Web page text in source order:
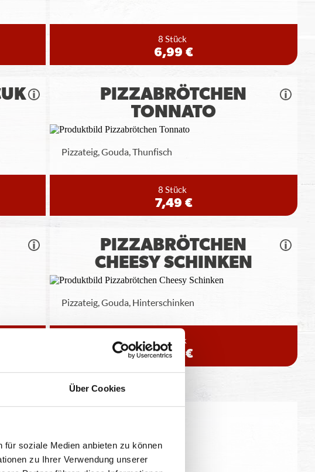
Über Cookies
soziale Medien anbieten zu können
zu Ihrer Verwendung unserer
8 Stück
6,99 €
PIZZABRÖTCHEN
TONNATO
Pizzateig, Gouda, Thunfisch
8 Stück
7,49 €
PIZZABRÖTCHEN
CHEESY SCHINKEN
Pizzateig, Gouda, Hinterschinken
8 Stück
6,99 €
durch die Zubereitung geringfügig variieren.